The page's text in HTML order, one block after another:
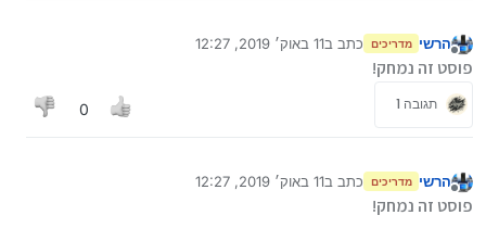
הרשי מדריכים כתב ב11 באוק׳ 2019, 12:27
נערך לאחרונה על ידי
פוסט זה נמחק!
תגובה 1 0
הרשי מדריכים כתב ב11 באוק׳ 2019, 12:27
נערך לאחרונה על ידי
פוסט זה נמחק!